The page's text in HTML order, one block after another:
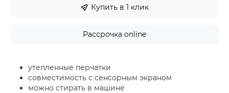
Купить в 1 клик
Рассрочка online
утепленные перчатки
совместимость с сенсорным экраном
можно стирать в машине